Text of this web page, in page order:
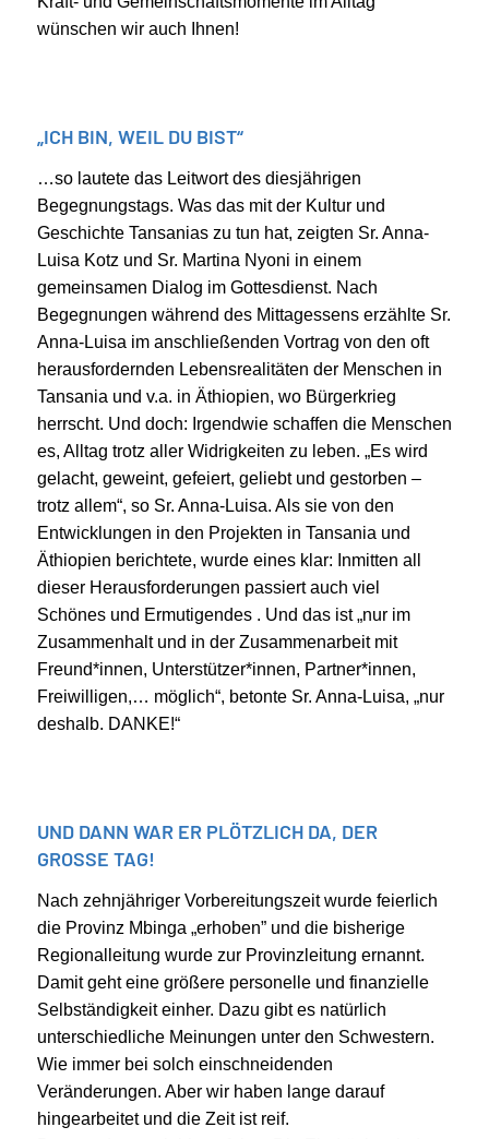
wünschen wir auch Ihnen!
„ICH BIN, WEIL DU BIST“
…so lautete das Leitwort des diesjährigen
Begegnungstags. Was das mit der Kultur und
Geschichte Tansanias zu tun hat, zeigten Sr. Anna-
Luisa Kotz und Sr. Martina Nyoni in einem
gemeinsamen Dialog im Gottesdienst. Nach
Begegnungen während des Mittagessens erzählte Sr.
Anna-Luisa im anschließenden Vortrag von den oft
herausfordernden Lebensrealitäten der Menschen in
Tansania und v.a. in Äthiopien, wo Bürgerkrieg
herrscht. Und doch: Irgendwie schaffen die Menschen
es, Alltag trotz aller Widrigkeiten zu leben. „Es wird
gelacht, geweint, gefeiert, geliebt und gestorben –
trotz allem“, so Sr. Anna-Luisa. Als sie von den
Entwicklungen in den Projekten in Tansania und
Äthiopien berichtete, wurde eines klar: Inmitten all
dieser Herausforderungen passiert auch viel
Schönes und Ermutigendes . Und das ist „nur im
Zusammenhalt und in der Zusammenarbeit mit
Freund*innen, Unterstützer*innen, Partner*innen,
Freiwilligen,… möglich“, betonte Sr. Anna-Luisa, „nur
deshalb. DANKE!“
UND DANN WAR ER PLÖTZLICH DA, DER
GROSSE TAG!
Nach zehnjähriger Vorbereitungszeit wurde feierlich
die Provinz Mbinga „erhoben” und die bisherige
Regionalleitung wurde zur Provinzleitung ernannt.
Damit geht eine größere personelle und finanzielle
Selbständigkeit einher. Dazu gibt es natürlich
unterschiedliche Meinungen unter den Schwestern.
Wie immer bei solch einschneidenden
Veränderungen. Aber wir haben lange darauf
hingearbeitet und die Zeit ist reif.